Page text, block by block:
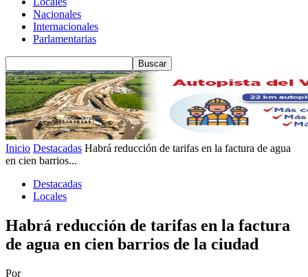
Nacionales
Internacionales
Parlamentarias
Inicio Destacadas Habrá reducción de tarifas en la factura de agua
en cien barrios...
Destacadas
Locales
Habrá reducción de tarifas en la factura
de agua en cien barrios de la ciudad
Por